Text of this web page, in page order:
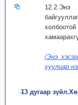
/Энэ
хуулиар
13 дугаар